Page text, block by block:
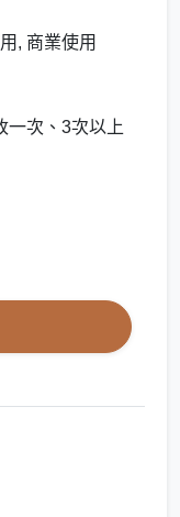
, 商業使用
一次、3次以上